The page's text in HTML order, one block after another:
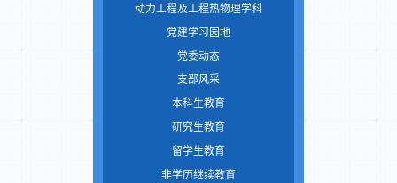
动力工程及工程热物理学科
党建学习园地
党委动态
支部风采
本科生教育
研究生教育
留学生教育
非学历继续教育